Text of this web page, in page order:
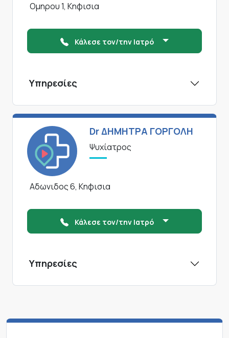
Ομηρου 1, Κηφισια
Κάλεσε τον/την Ιατρό
Υπηρεσίες
Dr ΔΗΜΗΤΡΑ ΓΟΡΓΟΛΗ
Ψυχίατρος
Αδωνιδος 6, Κηφισια
Κάλεσε τον/την Ιατρό
Υπηρεσίες